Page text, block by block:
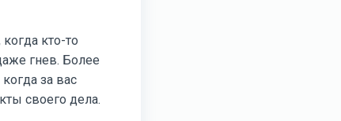
кто-то
гнев. Более
за вас
своего дела.